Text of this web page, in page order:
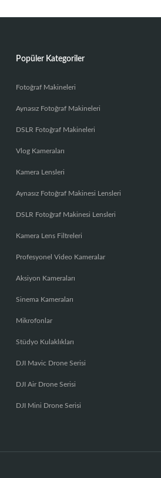
Popüler Kategoriler
Fotoğraf Makineleri
Aynasız Fotoğraf Makineleri
DSLR Fotoğraf Makineleri
Vlog Kameraları
Kamera Lensleri
Aynasız Fotoğraf Makinesi Lensleri
DSLR Fotoğraf Makinesi Lensleri
Kamera Lens Filtreleri
Profesyonel Video Kameralar
Aksiyon Kameraları
Sinema Kameraları
Mikrofonlar
Stüdyo Kulaklıkları
DJI Mavic Drone Serisi
DJI Air Drone Serisi
DJI Mini Drone Serisi